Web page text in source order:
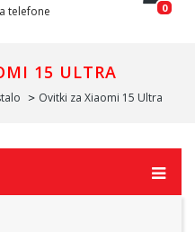
telefone 0
15 ULTRA
Ovitki za Xiaomi 15 Ultra